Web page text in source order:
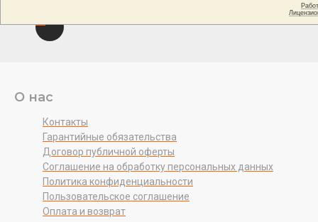
О нас
Контакты
Гарантийные обязательства
Договор публичной оферты
Соглашение на обработку персональных данных
Политика конфиденциальности
Пользовательское соглашение
Оплата и возврат